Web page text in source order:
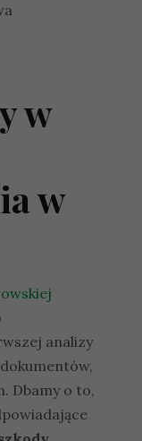
w
w
analizy
Dbamy o to,